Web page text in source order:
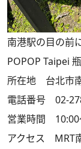
南港駅の目の前
POPOP Taipei
所在地 台北市
電話番号 02-
営業時間 10:00
アクセス MRT